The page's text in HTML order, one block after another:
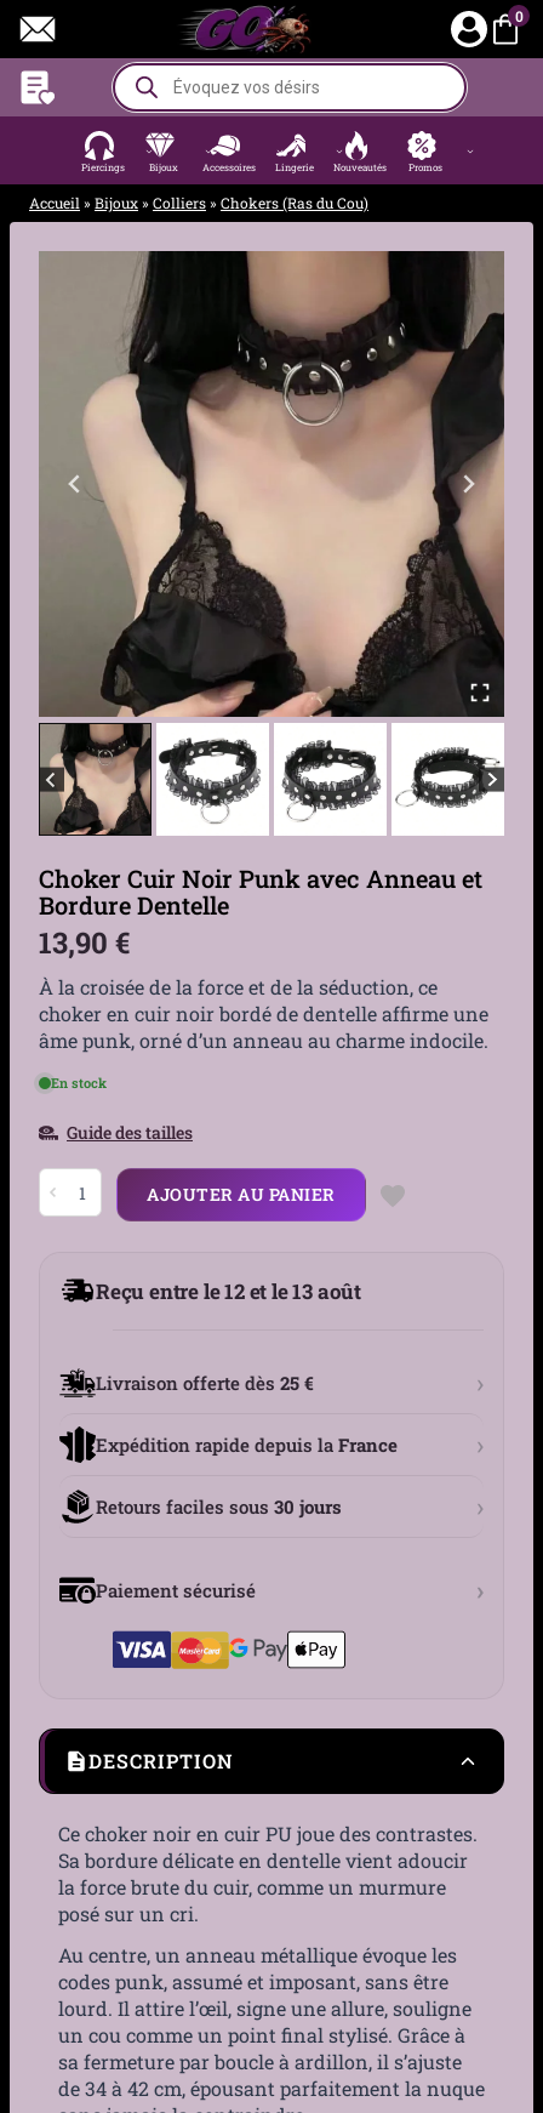
contenu
0
Recherche
de
produits
Piercings Bijoux Accessoires Lingerie Nouveautés Promos
Accueil » Bijoux» Colliers» Chokers (Ras du Cou)
Choker Cuir Noir Punk avec Anneau et
Bordure Dentelle
13,90 €
À la croisée de la force et de la séduction, ce
choker en cuir noir bordé de dentelle affirme une
âme punk, orné d’un anneau au charme indocile.
En stock
Guide des tailles
quantité
de
Choker
avec
Dentelle
AJOUTER AU PANIER
Reçu entre le 12 et le 13 août
Livraison offerte dès 25 € ›
Expédition rapide depuis la France ›
Retours faciles sous 30 jours ›
Paiement sécurisé ›
DESCRIPTION
Ce choker noir en cuir PU joue des contrastes.
Sa bordure délicate en dentelle vient adoucir
la force brute du cuir, comme un murmure
posé sur un cri.
Au centre, un anneau métallique évoque les
codes punk, assumé et imposant, sans être
lourd. Il attire l’œil, signe une allure, souligne
un cou comme un point final stylisé. Grâce à
sa fermeture par boucle à ardillon, il s’ajuste
de 34 à 42 cm, épousant parfaitement la nuque